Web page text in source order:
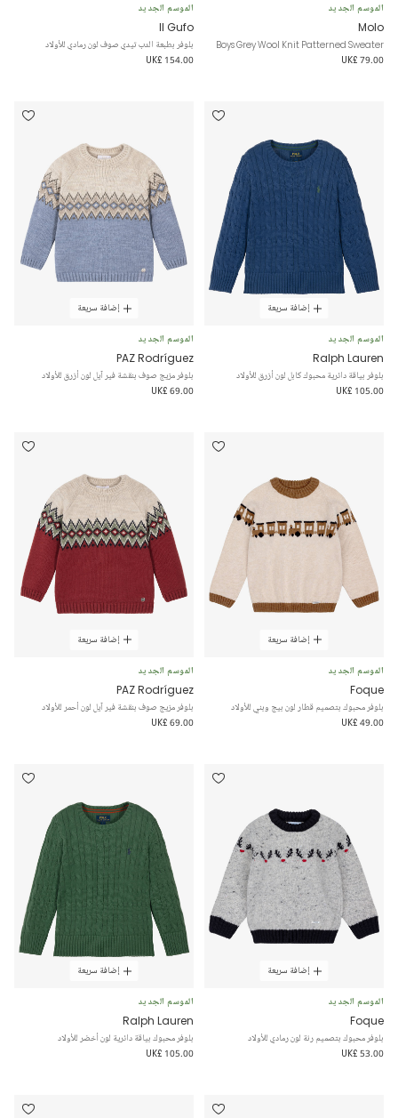
الموسم الجديد
Molo
Boys Grey Wool Knit Patterned Sweater
UK£ 79.00
الموسم الجديد
Il Gufo
بلوفر بطبعة الدب تيدي صوف لون رمادي للأولاد
UK£ 154.00
إضافة سريعة
الموسم الجديد
Ralph Lauren
بلوفر بياقة دائرية محبوك كابل لون أزرق للأولاد
UK£ 105.00
إضافة سريعة
الموسم الجديد
PAZ Rodríguez
بلوفر مزيج صوف بنقشة فير آيل لون أزرق للأولاد
UK£ 69.00
إضافة سريعة
الموسم الجديد
Foque
بلوفر محبوك بتصميم قطار لون بيج وبني للأولاد
UK£ 49.00
إضافة سريعة
الموسم الجديد
PAZ Rodríguez
بلوفر مزيج صوف بنقشة فير آيل لون أحمر للأولاد
UK£ 69.00
إضافة سريعة
الموسم الجديد
Foque
بلوفر محبوك بتصميم رنة لون رمادي للأولاد
UK£ 53.00
إضافة سريعة
الموسم الجديد
Ralph Lauren
بلوفر محبوك بياقة دائرية لون أخضر للأولاد
UK£ 105.00